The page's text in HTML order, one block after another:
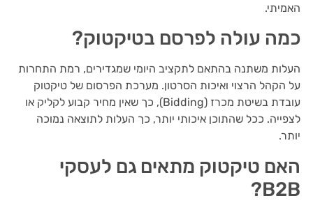
האמיתי.
כמה עולה לפרסם בטיקטוק?
העלות משתנה בהתאם לתקציב היומי שמגדירים, רמת התחרות
על הקהל הרצוי ואיכות הסרטון. מערכת הפרסום של טיקטוק
עובדת בשיטת מכרז (Bidding), כך שאין מחיר קבוע לקליק או
לצפייה. ככל שהתוכן איכותי יותר, כך העלות לתוצאה נמוכה
יותר.
האם טיקטוק מתאים גם לעסקי
B2B?